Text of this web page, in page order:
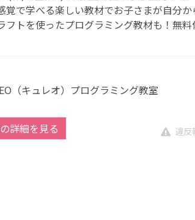
覚で学べる楽しい教材でお子さまが自分か
フトを使ったプログラミング教材も！無
（キュレオ）プログラミング教室
詳細を見る 違反